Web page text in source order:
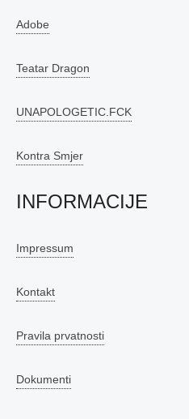
Adobe
Teatar Dragon
UNAPOLOGETIC.FCK
Kontra Smjer
INFORMACIJE
Impressum
Kontakt
Pravila prvatnosti
Dokumenti